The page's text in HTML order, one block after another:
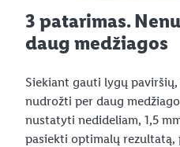
3 patarimas.
daug medžiagos
Siekiant gauti lygų
nudrožti per daug
nustatyti nedideliam, 1,5
pasiekti optimalų rezultatą,